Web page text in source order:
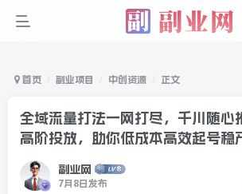
首页 副业项目 中创资源 正文
全域流量打法一网打尽，千川随心
高阶投放，助你低成本高效起号稳
副业网
7月8日发布